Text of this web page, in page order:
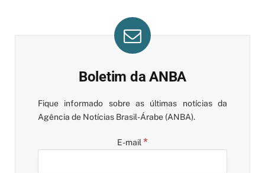
Boletim da ANBA
Fique informado sobre as últimas notícias da
Agência de Notícias Brasil-Árabe (ANBA).
E-mail *